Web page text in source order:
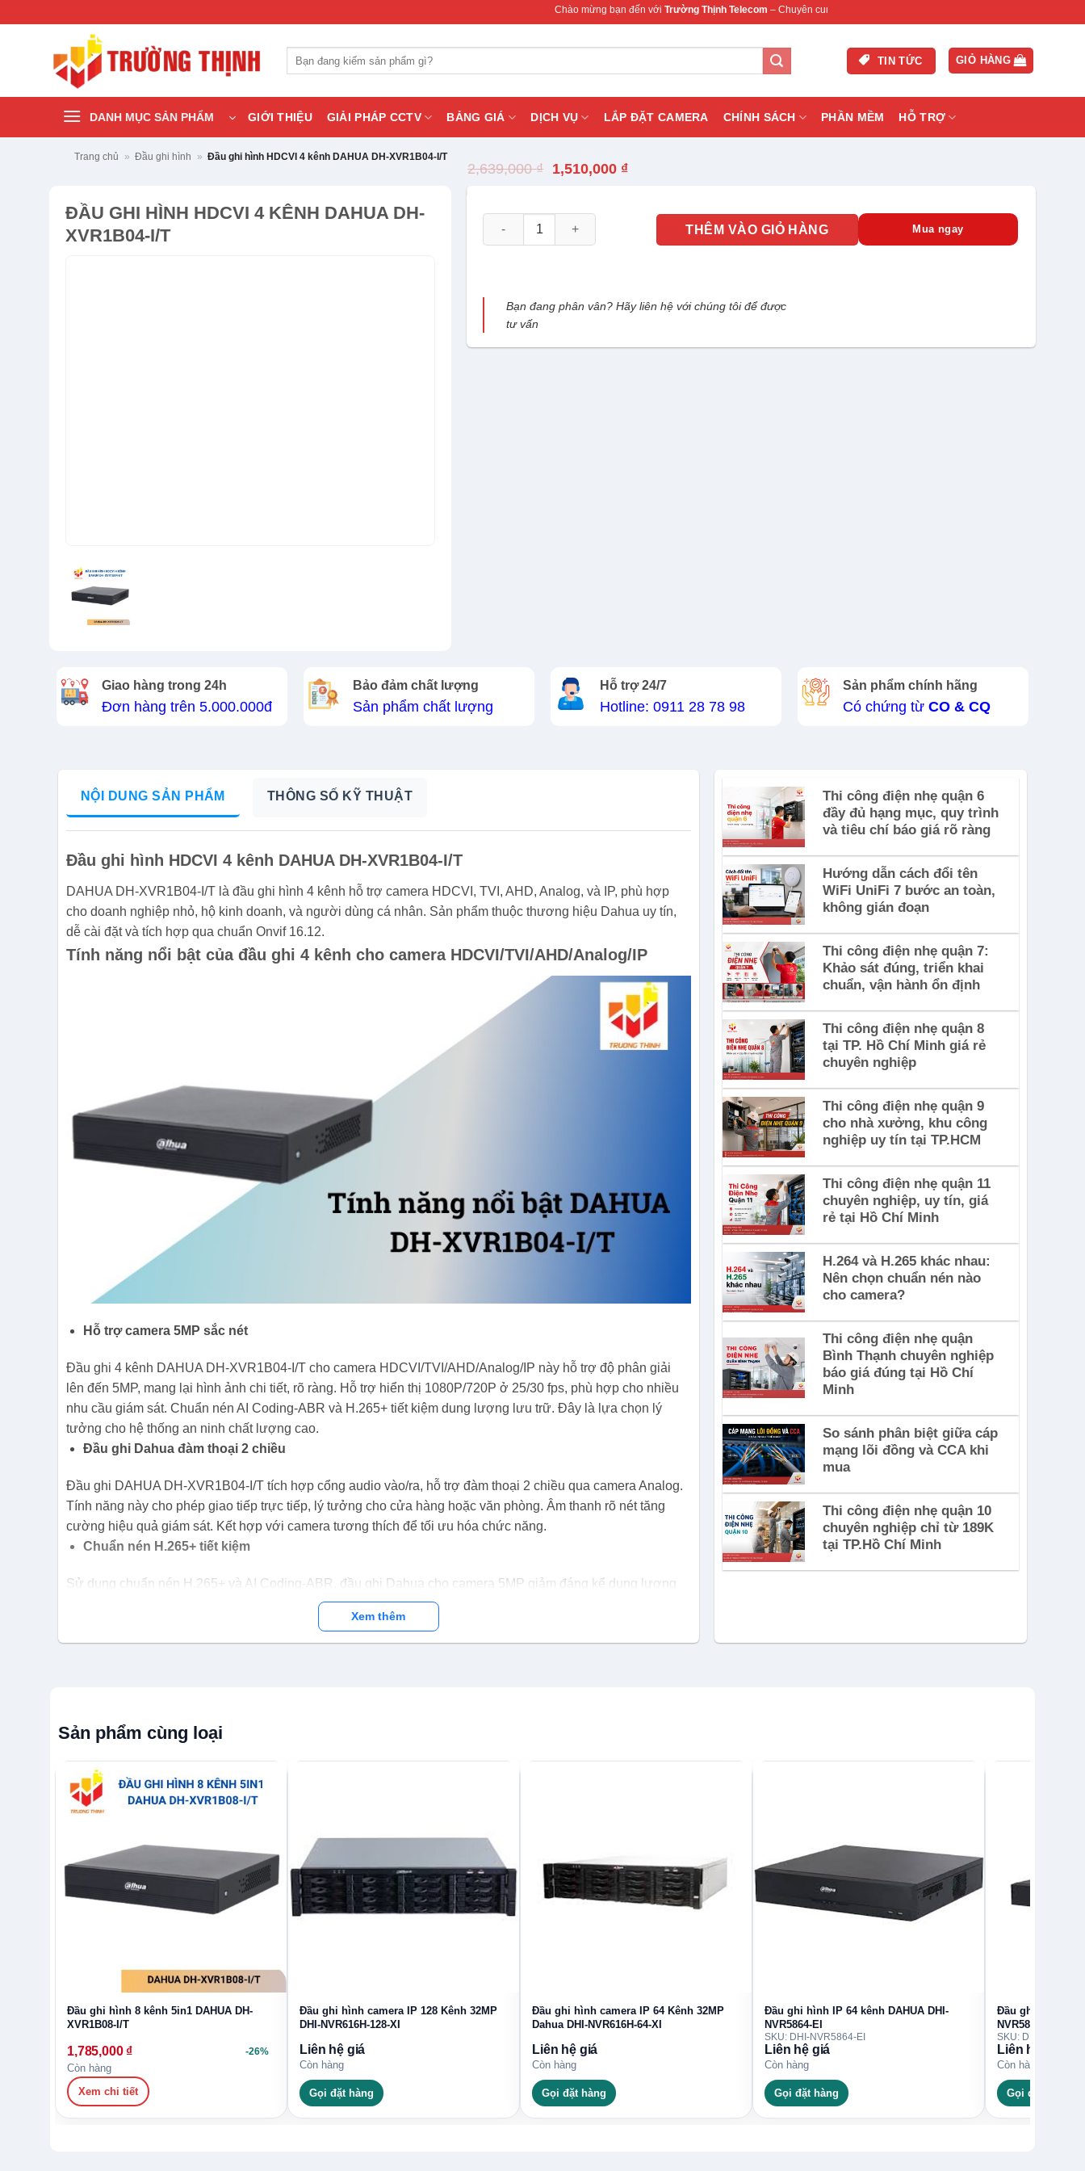
Chào mừng bạn đến vớiTrường Thịnh Telecom– Chuyên cung cấp thiết bị mạng & camera chính hãng, bảo hành , hỗ trợ nhanh.
kiếm:
TIN TỨC GIỎ HÀNG
DANH MỤC SẢN PHẨM GIỚI THIỆU GIẢI PHÁP CCTV BẢNG GIÁ DỊCH VỤ LẮP ĐẶT CAMERA CHÍNH SÁCH PHẦN MỀM HỖ TRỢ
Trang chủ » Đầu ghi hình » Đầu ghi hình HDCVI 4 kênh DAHUA DH-XVR1B04-I/T
ĐẦU GHI HÌNH HDCVI 4 KÊNH DAHUA DH-
XVR1B04-I/T
2,639,000₫ Giá
gốc
2,639,000 ₫.
1,510,000 ₫Giá
1,510,000 ₫.
Đầu ghi hình HDCVI 4 kênh DAHUA DH-XVR1B04-I/T số lượng
THÊM VÀO GIỎ HÀNG Mua ngay
Bạn đang phân vân? Hãy liên hệ với chúng tôi để được
tư vấn
Giao hàng trong 24h
Đơn hàng trên 5.000.000đ
Bảo đảm chất lượng
Sản phẩm chất lượng
Hỗ trợ 24/7
Hotline: 0911 28 78 98
Sản phẩm chính hãng
Có chứng từ CO & CQ
NỘI DUNG SẢN PHẨM THÔNG SỐ KỸ THUẬT
Đầu ghi hình HDCVI 4 kênh DAHUA DH-XVR1B04-I/T
DAHUA DH-XVR1B04-I/T là đầu ghi hình 4 kênh hỗ trợ camera HDCVI, TVI, AHD, Analog, và IP, phù hợp
cho doanh nghiệp nhỏ, hộ kinh doanh, và người dùng cá nhân. Sản phẩm thuộc thương hiệu Dahua uy tín,
dễ cài đặt và tích hợp qua chuẩn Onvif 16.12.
Tính năng nổi bật của đầu ghi 4 kênh cho camera HDCVI/TVI/AHD/Analog/IP
Hỗ trợ camera 5MP sắc nét
Đầu ghi 4 kênh DAHUA DH-XVR1B04-I/T cho camera HDCVI/TVI/AHD/Analog/IP này hỗ trợ độ phân giải
lên đến 5MP, mang lại hình ảnh chi tiết, rõ ràng. Hỗ trợ hiển thị 1080P/720P ở 25/30 fps, phù hợp cho nhiều
nhu cầu giám sát. Chuẩn nén AI Coding-ABR và H.265+ tiết kiệm dung lượng lưu trữ. Đây là lựa chọn lý
tưởng cho hệ thống an ninh chất lượng cao.
Đầu ghi Dahua đàm thoại 2 chiều
Đầu ghi DAHUA DH-XVR1B04-I/T tích hợp cổng audio vào/ra, hỗ trợ đàm thoại 2 chiều qua camera Analog.
Tính năng này cho phép giao tiếp trực tiếp, lý tưởng cho cửa hàng hoặc văn phòng. Âm thanh rõ nét tăng
cường hiệu quả giám sát. Kết hợp với camera tương thích để tối ưu hóa chức năng.
Chuẩn nén H.265+ tiết kiệm
Sử dụng chuẩn nén H.265+ và AI Coding-ABR, đầu ghi Dahua cho camera 5MP giảm đáng kể dung lượng
lưu trữ mà vẫn giữ chất lượng hình ảnh. Hỗ trợ ổ cứng 6TB đáp ứng nhu cầu lưu trữ dài hạn. Tính năng này
giúp tiết kiệm chi phí cho hệ thống nhiều camera. Cổng HDMI/VGA đảm bảo đầu ra video chất lượng.
Tích hợp thông minh, dễ sử dụng
nối đồng thời. Tên miền miễn phí SmartDDNS.TV đảm bảo truy cập từ xa tiện lợi.
Thông số kỹ thuật đầu ghi hình HDCVI 4 kênh đàm thoại 2 chiều Dahua DH-
XVR1B04-I/T
Xem thêm
Thi công điện nhẹ quận 6
đầy đủ hạng mục, quy trình
và tiêu chí báo giá rõ ràng
Hướng dẫn cách đổi tên
WiFi UniFi 7 bước an toàn,
không gián đoạn
Thi công điện nhẹ quận 7:
Khảo sát đúng, triển khai
chuẩn, vận hành ổn định
Thi công điện nhẹ quận 8
tại TP. Hồ Chí Minh giá rẻ
chuyên nghiệp
Thi công điện nhẹ quận 9
cho nhà xưởng, khu công
nghiệp uy tín tại TP.HCM
Thi công điện nhẹ quận 11
chuyên nghiệp, uy tín, giá
rẻ tại Hồ Chí Minh
H.264 và H.265 khác nhau:
Nên chọn chuẩn nén nào
cho camera?
Thi công điện nhẹ quận
Bình Thạnh chuyên nghiệp
báo giá đúng tại Hồ Chí
Minh
So sánh phân biệt giữa cáp
mạng lõi đồng và CCA khi
mua
Thi công điện nhẹ quận 10
chuyên nghiệp chỉ từ 189K
tại TP.Hồ Chí Minh
Sản phẩm cùng loại
Đầu ghi hình 8 kênh 5in1 DAHUA DH-
XVR1B08-I/T
1,785,000 ₫ -26%
Còn hàng
Xem chi tiết
Đầu ghi hình camera IP 128 Kênh 32MP
DHI-NVR616H-128-XI
Liên hệ giá
Còn hàng
Gọi đặt hàng
Đầu ghi hình camera IP 64 Kênh 32MP
Dahua DHI-NVR616H-64-XI
Liên hệ giá
Còn hàng
Gọi đặt hàng
Đầu ghi hình IP 64 kênh DAHUA DHI-
NVR5864-EI
SKU: DHI-NVR5864-EI
Liên hệ giá
Còn hàng
Gọi đặt hàng
Đầu ghi hình IP
NVR5832-EI
SKU: DHI-
Liên hệ giá
Còn hàng
Gọi đặt hàng